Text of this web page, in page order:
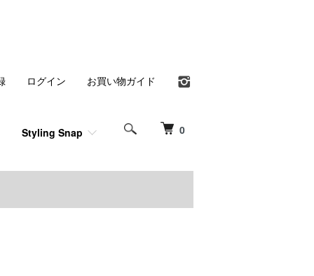
0
Styling Snap
ログイン お買い物ガイド